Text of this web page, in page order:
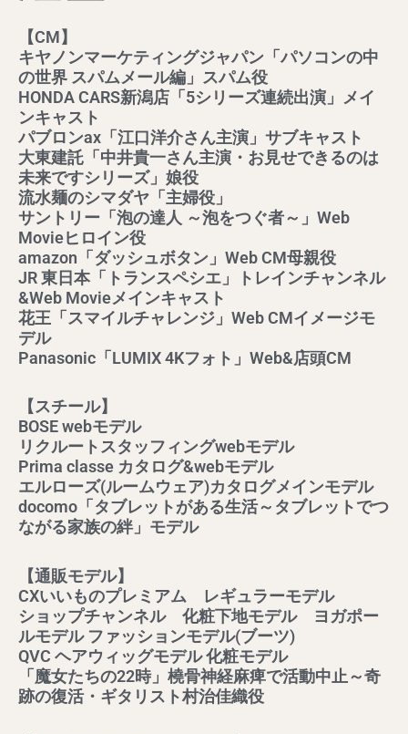
【CM】
キヤノンマーケティングジャパン「パソコンの中
の世界 スパムメール編」スパム役
HONDA CARS新潟店「5シリーズ連続出演」メイ
ンキャスト
パブロンax「江口洋介さん主演」サブキャスト
大東建託「中井貴一さん主演・お見せできるのは
未来ですシリーズ」娘役
流水麺のシマダヤ「主婦役」
サントリー「泡の達人 ～泡をつぐ者～」Web
Movieヒロイン役
amazon「ダッシュボタン」Web CM母親役
JR 東日本「トランスペシエ」トレインチャンネル
&Web Movieメインキャスト
花王「スマイルチャレンジ」Web CMイメージモ
デル
Panasonic「LUMIX 4Kフォト」Web&店頭CM
【スチール】
BOSE webモデル
リクルートスタッフィングwebモデル
Prima classe カタログ&webモデル
エルローズ(ルームウェア)カタログメインモデル
docomo「タブレットがある生活～タブレットでつ
ながる家族の絆」モデル
【通販モデル】
CXいいものプレミアム レギュラーモデル
ショップチャンネル 化粧下地モデル ヨガポー
ルモデル ファッションモデル(ブーツ)
QVC ヘアウィッグモデル 化粧モデル
「魔女たちの22時」橈骨神経麻痺で活動中止～奇
跡の復活・ギタリスト村治佳織役